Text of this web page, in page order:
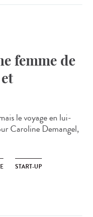
femme de
le voyage en lui-
Caroline Demangel,
START-UP